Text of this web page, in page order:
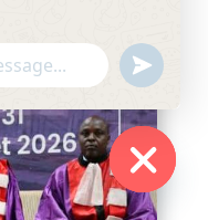
Hide
undefined